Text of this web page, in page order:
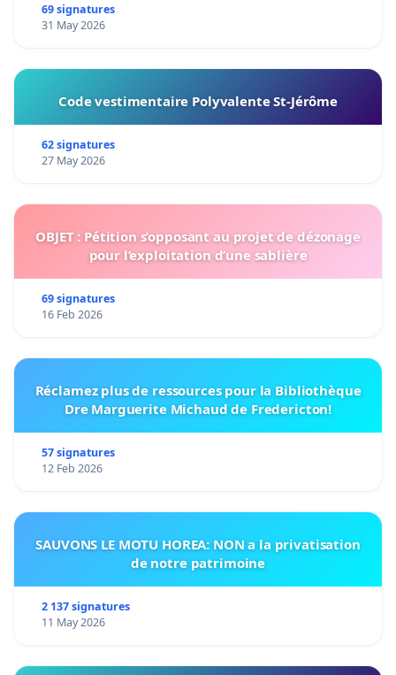
69 signatures
31 May 2026
Code vestimentaire Polyvalente St-Jérôme
62 signatures
27 May 2026
OBJET : Pétition s’opposant au projet de dézonage
pour l’exploitation d’une sablière
69 signatures
16 Feb 2026
Réclamez plus de ressources pour la Bibliothèque
Dre Marguerite Michaud de Fredericton!
57 signatures
12 Feb 2026
SAUVONS LE MOTU HOREA: NON a la privatisation
de notre patrimoine
2 137 signatures
11 May 2026